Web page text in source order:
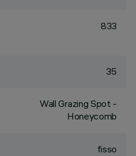
833
35
Wall Grazing Spot -
Honeycomb
fisso